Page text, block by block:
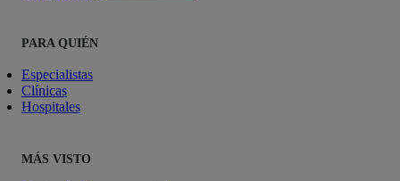
PARA QUIÉN
Especialistas
Clínicas
Hospitales
MÁS VISTO